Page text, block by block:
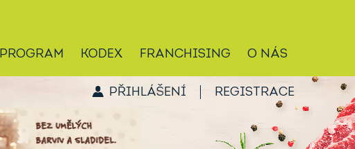
KODEX FRANCHISING O NÁS
PŘIHLÁŠENÍ REGISTRACE